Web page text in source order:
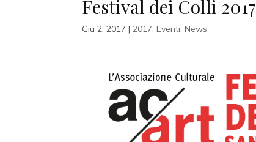
Festival dei Colli 2017
Giu 2, 2017 |2017,Eventi,News